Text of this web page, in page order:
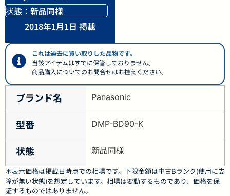
状態： 新品同様
2018年1月1日 掲載
これは過去に買い取りした品物です。
当該アイテムはすでに保管しておりません。
商品購入についてのお問合せはお控えください。
ブランド名 Panasonic
型番 DMP-BD90-K
状態 新品同様
＊表示価格は掲載日時点での相場です。下限金額は中古Bランク(使用に支
障が無い状態)を想定しています。相場は変動するものであり、価格を保
証するものではありません。